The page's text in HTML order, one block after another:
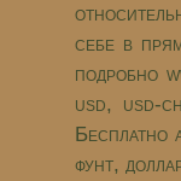
себе в
подробно
usd, usd-
Бесплатно
фунт,